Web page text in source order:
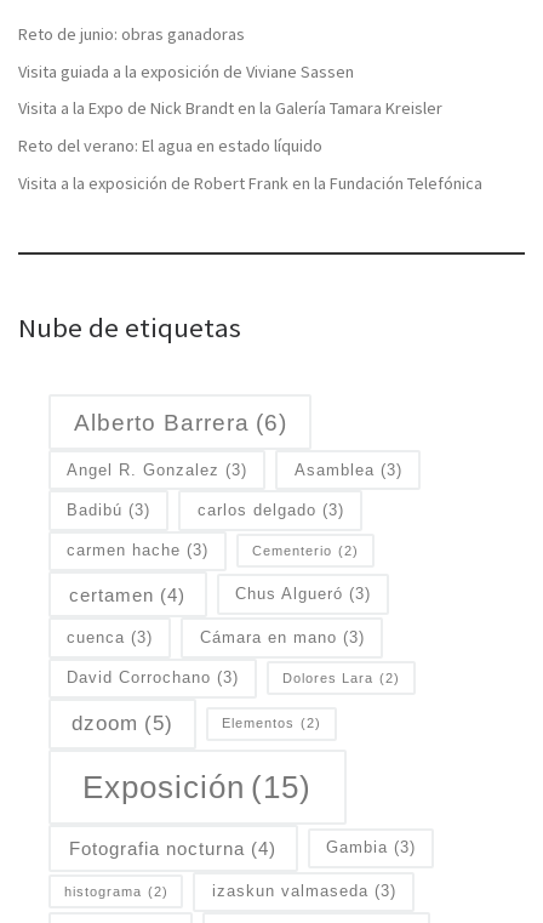
Reto de junio: obras ganadoras
Visita guiada a la exposición de Viviane Sassen
Visita a la Expo de Nick Brandt en la Galería Tamara Kreisler
Reto del verano: El agua en estado líquido
Visita a la exposición de Robert Frank en la Fundación Telefónica
Nube de etiquetas
Alberto Barrera (6)
Angel R. Gonzalez (3) Asamblea (3)
Badibú (3) carlos delgado (3)
carmen hache (3) Cementerio (2)
certamen (4) Chus Algueró (3)
cuenca (3) Cámara en mano (3)
David Corrochano (3) Dolores Lara (2)
dzoom (5) Elementos (2)
Exposición (15)
Fotografia nocturna (4) Gambia (3)
histograma (2) izaskun valmaseda (3)